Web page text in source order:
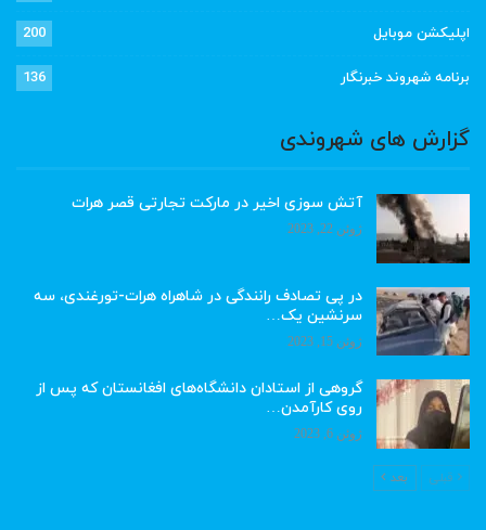
اپلیکشن موبایل 200
برنامه شهروند خبرنگار 136
گزارش های شهروندی
آتش سوزی اخیر در مارکت تجارتی قصر هرات
ژوئن 22, 2023
در پی تصادف رانندگی در شاهراه هرات-تورغندی، سه
سرنشین یک…
ژوئن 15, 2023
گروهی از استادان دانشگاه‌های افغانستان که پس از
روی کارآمدن…
ژوئن 6, 2023
قبلی بعد